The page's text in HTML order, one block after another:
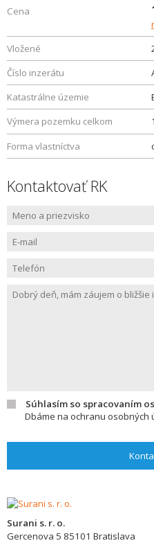
Cena
Vložené
Číslo inzerátu
Katastrálne územie
Výmera pozemku celkom
Forma vlastníctva
Kontaktovať RK
Súhlasím so spracovaním
Dbáme na ochranu osobných
Surani s. r. o.
Gercenova 5 85101 Bratislava